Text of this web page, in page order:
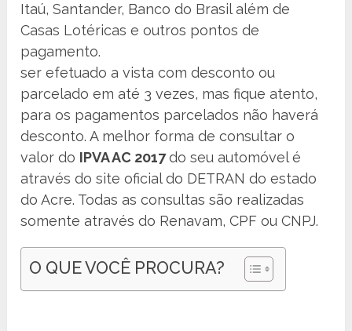
Itaú, Santander, Banco do Brasil além de
Casas Lotéricas e outros pontos de
pagamento.
ser efetuado a vista com desconto ou
parcelado em até 3 vezes, mas fique atento,
para os pagamentos parcelados não haverá
desconto. A melhor forma de consultar o
valor do IPVA AC 2017do seu automóvel é
através do site oficial do DETRAN do estado
do Acre. Todas as consultas são realizadas
somente através do Renavam, CPF ou CNPJ.
O QUE VOCÊ PROCURA?